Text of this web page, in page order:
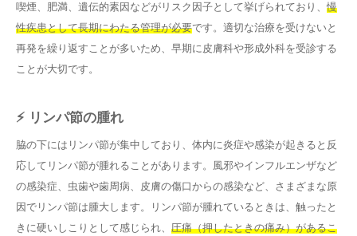
喫煙、肥満、遺伝的素因などがリスク因子として挙げられており、 慢
性疾患として長期にわたる管理が必要です。適切な治療を受けないと
再発を繰り返すことが多いため、早期に皮膚科や形成外科を受診する
ことが大切です。
⚡ リンパ節の腫れ
脇の下にはリンパ節が集中しており、体内に炎症や感染が起きると反
応してリンパ節が腫れることがあります。風邪やインフルエンザなど
の感染症、虫歯や歯周病、皮膚の傷口からの感染など、さまざまな原
因でリンパ節は腫大します。リンパ節が腫れているときは、触ったと
きに硬いしこりとして感じられ、 圧痛（押したときの痛み）があるこ